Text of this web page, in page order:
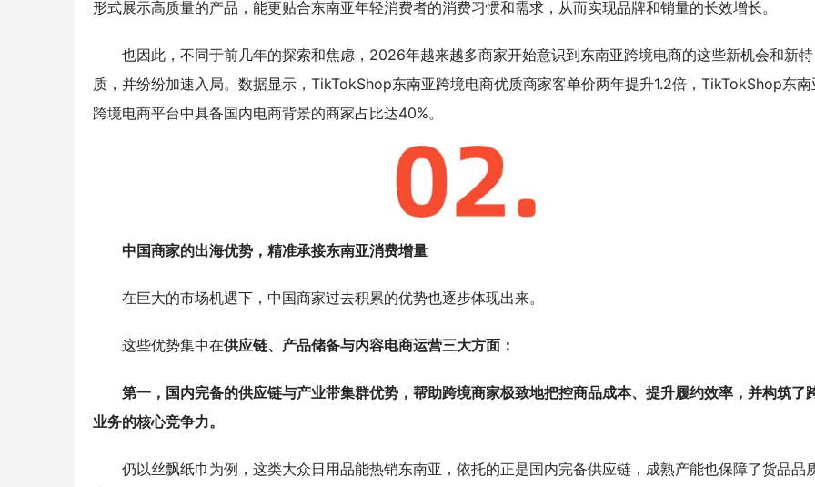
形式展示高质量的产品，能更贴合东南亚年轻消费者的消费习惯和需求，从而实现品牌和销量的长效增长。
也因此，不同于前几年的探索和焦虑，2026年越来越多商家开始意识到东南亚跨境电商的这些新机会和新特
质，并纷纷加速入局。数据显示，TikTokShop东南亚跨境电商优质商家客单价两年提升1.2倍，TikTokShop东南
跨境电商平台中具备国内电商背景的商家占比达40%。
中国商家的出海优势，精准承接东南亚消费增量
在巨大的市场机遇下，中国商家过去积累的优势也逐步体现出来。
这些优势集中在供应链、产品储备与内容电商运营三大方面：
第一，国内完备的供应链与产业带集群优势，帮助跨境商家极致地把控商品成本、提升履约效率，并构筑了
业务的核心竞争力。
仍以丝飘纸巾为例，这类大众日用品能热销东南亚，依托的正是国内完备供应链，成熟产能也保障了货品品